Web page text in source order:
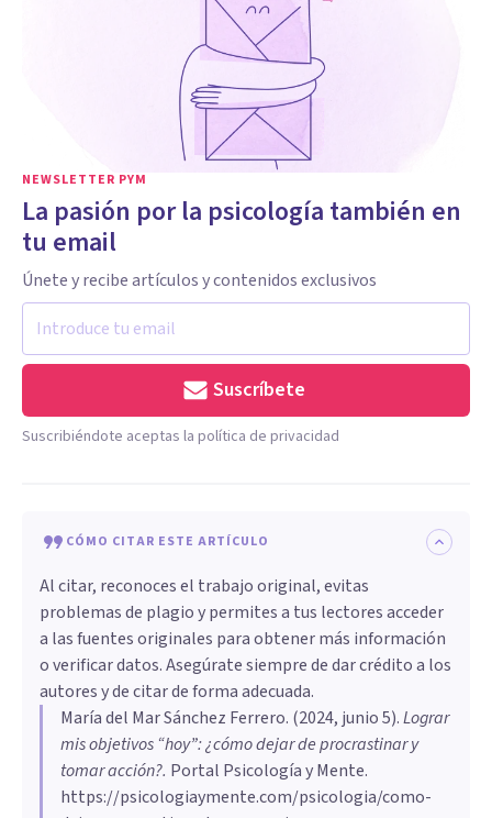
NEWSLETTER PYM
La pasión por la psicología también en
tu email
Únete y recibe artículos y contenidos exclusivos
Suscríbete
Suscribiéndote aceptas la política de privacidad
CÓMO CITAR ESTE ARTÍCULO
Al citar, reconoces el trabajo original, evitas
problemas de plagio y permites a tus lectores acceder
a las fuentes originales para obtener más información
o verificar datos. Asegúrate siempre de dar crédito a los
autores y de citar de forma adecuada.
María del Mar Sánchez Ferrero. (2024, junio 5).Lograr
mis objetivos “hoy”: ¿cómo dejar de procrastinar y
tomar acción?. Portal Psicología y Mente.
https://psicologiaymente.com/psicologia/como-